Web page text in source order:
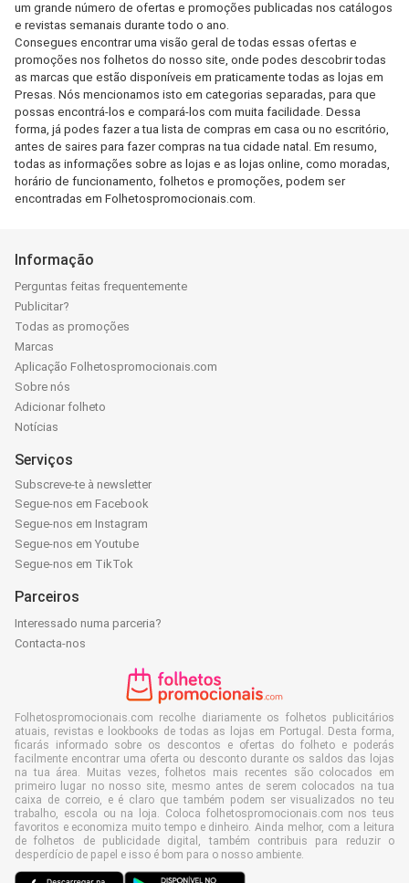
um grande número de ofertas e promoções publicadas nos catálogos
e revistas semanais durante todo o ano.
Consegues encontrar uma visão geral de todas essas ofertas e
promoções nos folhetos do nosso site, onde podes descobrir todas
as marcas que estão disponíveis em praticamente todas as lojas em
Presas. Nós mencionamos isto em categorias separadas, para que
possas encontrá-los e compará-los com muita facilidade. Dessa
forma, já podes fazer a tua lista de compras em casa ou no escritório,
antes de saires para fazer compras na tua cidade natal. Em resumo,
todas as informações sobre as lojas e as lojas online, como moradas,
horário de funcionamento, folhetos e promoções, podem ser
encontradas em Folhetospromocionais.com.
Informação
Perguntas feitas frequentemente
Publicitar?
Todas as promoções
Marcas
Aplicação Folhetospromocionais.com
Sobre nós
Adicionar folheto
Notícias
Serviços
Subscreve-te à newsletter
Segue-nos em Facebook
Segue-nos em Instagram
Segue-nos em Youtube
Segue-nos em TikTok
Parceiros
Interessado numa parceria?
Contacta-nos
Folhetospromocionais.com recolhe diariamente os folhetos publicitários
atuais, revistas e lookbooks de todas as lojas em Portugal. Desta forma,
ficarás informado sobre os descontos e ofertas do folheto e poderás
facilmente encontrar uma oferta ou desconto durante os saldos das lojas
na tua área. Muitas vezes, folhetos mais recentes são colocados em
primeiro lugar no nosso site, mesmo antes de serem colocados na tua
caixa de correio, e é claro que também podem ser visualizados no teu
trabalho, escola ou na loja. Coloca folhetospromocionais.com nos teus
favoritos e economiza muito tempo e dinheiro. Ainda melhor, com a leitura
de folhetos de publicidade digital, também contribuis para reduzir o
desperdício de papel e isso é bom para o nosso ambiente.